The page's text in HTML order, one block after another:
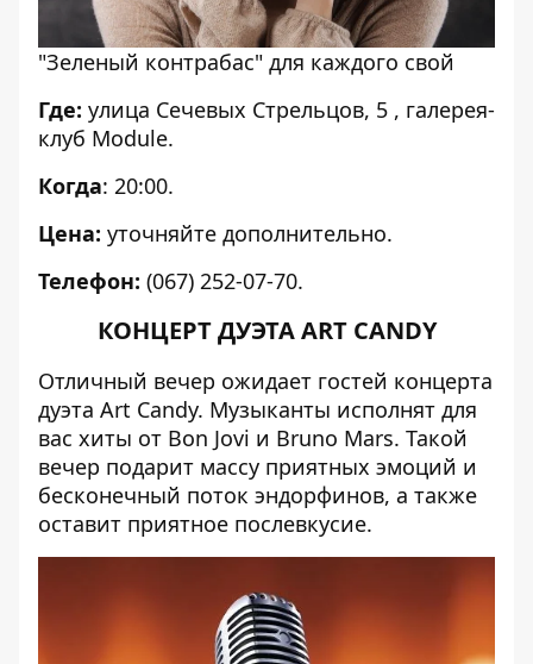
"Зеленый контрабас" для каждого свой
Где: улица Сечевых Стрельцов, 5 , галерея-
клуб Module.
Когда: 20:00.
Цена: уточняйте дополнительно.
Телефон: (067) 252-07-70.
КОНЦЕРТ ДУЭТА ART CANDY
Отличный вечер ожидает гостей концерта
дуэта Art Candy. Музыканты исполнят для
вас хиты от Bon Jovi и Bruno Mars. Такой
вечер подарит массу приятных эмоций и
бесконечный поток эндорфинов, а также
оставит приятное послевкусие.